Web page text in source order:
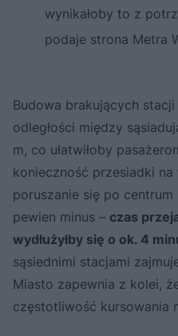
wynikałoby to z
podaje strona Metra
Budowa brakujących
odległości między
m, co ułatwiłoby
konieczność przesiadki
poruszanie się po centrum
pewien minus – czas
wydłużyłby się o ok. 4
sąsiednimi stacjami
Miasto zapewnia z kolei,
częstotliwość kursowania